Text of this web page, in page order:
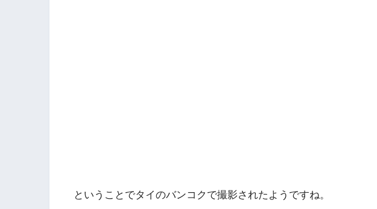
ということでタイのバンコクで撮影されたようですね。